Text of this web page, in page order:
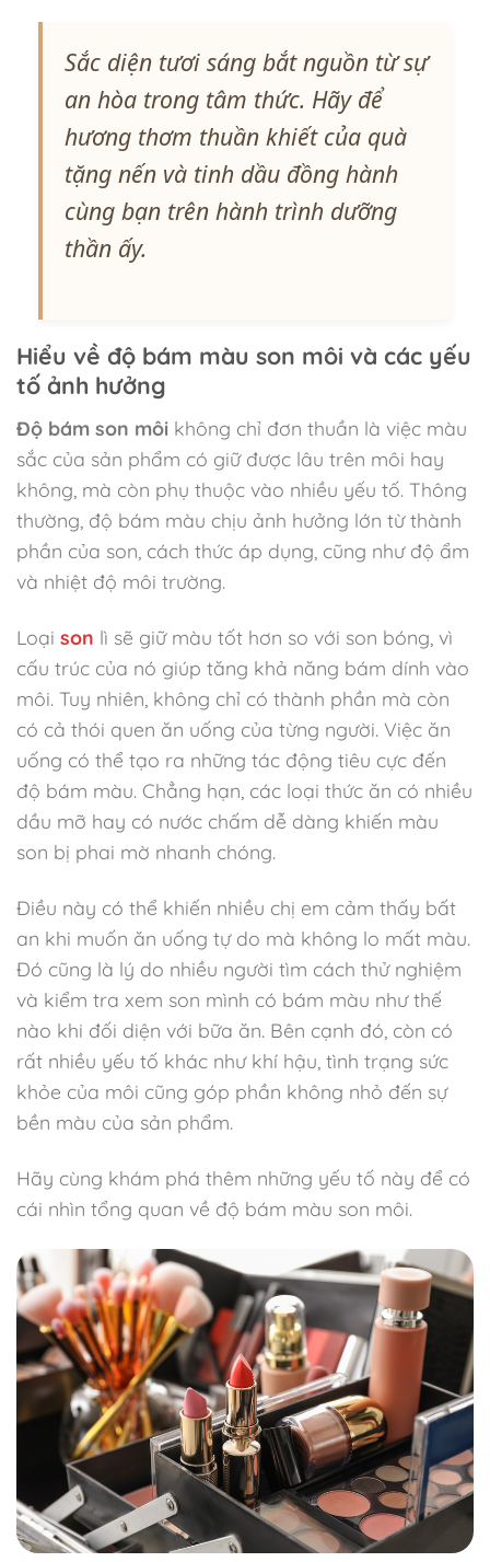
Sắc diện tươi sáng bắt nguồn từ sự
an hòa trong tâm thức. Hãy để
hương thơm thuần khiết của quà
tặng nến và tinh dầu đồng hành
cùng bạn trên hành trình dưỡng
thần ấy.
Hiểu về độ bám màu son môi và các yếu
tố ảnh hưởng
Độ bám son môi không chỉ đơn thuần là việc màu
sắc của sản phẩm có giữ được lâu trên môi hay
không, mà còn phụ thuộc vào nhiều yếu tố. Thông
thường, độ bám màu chịu ảnh hưởng lớn từ thành
phần của son, cách thức áp dụng, cũng như độ ẩm
và nhiệt độ môi trường.
Loại son lì sẽ giữ màu tốt hơn so với son bóng, vì
cấu trúc của nó giúp tăng khả năng bám dính vào
môi. Tuy nhiên, không chỉ có thành phần mà còn
có cả thói quen ăn uống của từng người. Việc ăn
uống có thể tạo ra những tác động tiêu cực đến
độ bám màu. Chẳng hạn, các loại thức ăn có nhiều
dầu mỡ hay có nước chấm dễ dàng khiến màu
son bị phai mờ nhanh chóng.
Điều này có thể khiến nhiều chị em cảm thấy bất
an khi muốn ăn uống tự do mà không lo mất màu.
Đó cũng là lý do nhiều người tìm cách thử nghiệm
và kiểm tra xem son mình có bám màu như thế
nào khi đối diện với bữa ăn. Bên cạnh đó, còn có
rất nhiều yếu tố khác như khí hậu, tình trạng sức
khỏe của môi cũng góp phần không nhỏ đến sự
bền màu của sản phẩm.
Hãy cùng khám phá thêm những yếu tố này để có
cái nhìn tổng quan về độ bám màu son môi.